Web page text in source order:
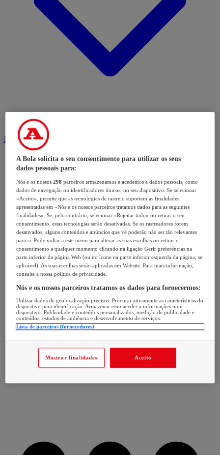
Modalidades
A Bola solicita o seu consentimento para utilizar os seus
dados pessoais para:
Nós e os nossos298 parceiros armazenamos e acedemos a dados pessoais, como
dados de navegação ou identificadores únicos, no seu dispositivo. Se selecionar
«Aceito», permite que as tecnologias de rastreio suportem as finalidades
apresentadas em «Nós e os nossos parceiros tratamos dados para as seguintes
finalidades». Se, pelo contrário, selecionar «Rejeitar tudo» ou retirar o seu
consentimento, estas tecnologias serão desativadas. Se os rastreadores forem
desativados, alguns conteúdos e anúncios que vê poderão não ser tão relevantes
para si. Pode voltar a este menu para alterar as suas escolhas ou retirar o
consentimento a qualquer momento clicando na ligação Gerir preferências na
parte inferior da página Web (ou no ícone na parte inferior esquerda da página, se
aplicável). As suas escolhas serão aplicadas em Website. Para mais informação,
consulte a nossa política de privacidade.
Nós e os nossos parceiros tratamos os dados para fornecermos:
Utilizar dados de geolocalização precisos. Procurar ativamente as características do
dispositivo para identificação. Armazenar e/ou aceder a informações num
dispositivo. Publicidade e conteúdos personalizados, medição de publicidade e
conteúdos, estudos de audiência e desenvolvimento de serviços.
Lista de parceiros (fornecedores)
Mostrar finalidades Aceito